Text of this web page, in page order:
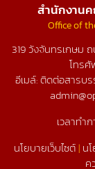
สำนักงาน
Office of
319 วังจันทรเกษม
โทรศั
อีเมล์: ติดต่อสารบ
เวลาทำ
นโยบายเว็บไซต์| น
ค